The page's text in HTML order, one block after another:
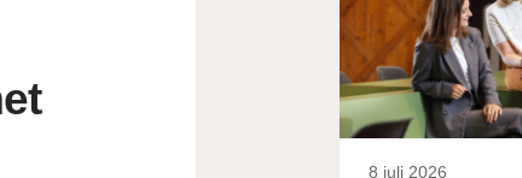
8 juli 2026